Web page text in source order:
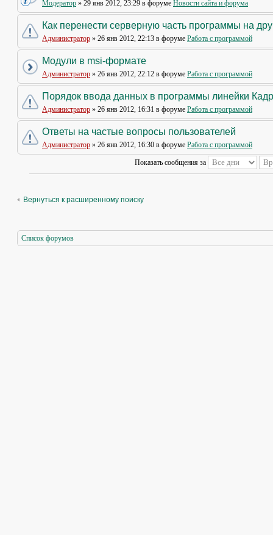
Модератор » 29 янв 2012, 23:29 в форуме Новости сайта и форума
Как перенести серверную часть программы на
Администратор » 26 янв 2012, 22:13 в форуме Работа с программой
Модули в msi-формате
Администратор » 26 янв 2012, 22:12 в форуме Работа с программой
Порядок ввода данных в программы линейки
Администратор » 26 янв 2012, 16:31 в форуме Работа с программой
Ответы на частые вопросы пользователей
Администратор » 26 янв 2012, 16:30 в форуме Работа с программой
Показать сообщения за
Вернуться к расширенному поиску
Список форумов